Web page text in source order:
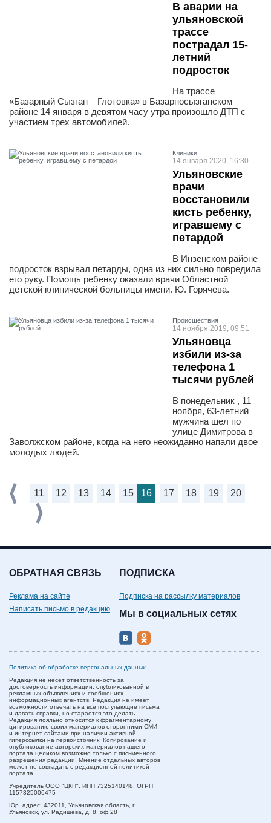
В аварии на
ульяновской
трассе
пострадал 15-
летний
подросток
На трассе
«Базарный Сызган – Глотовка» в Базарносызганском
районе 14 января в девятом часу утра произошло ДТП с
участием трех автомобилей.
Клиники
14 января 2020, 16:30
Ульяновские
врачи
восстановили
кисть ребенку,
игравшему с
петардой
В Инзенском районе
подросток взрывал петарды, одна из них сильно повредила
его руку. Помощь ребенку оказали врачи Областной
детской клинической больницы имени. Ю. Горячева.
Проиcшествия
14 ноября 2019, 09:51
Ульяновца
избили из-за
телефона 1
тысячи рублей
В понедельник , 11
ноября, 63-летний
мужчина шел по
улице Димитрова в
Заволжском районе, когда на него неожиданно напали двое
молодых людей.
11 12 13 14 15 16 17 18 19 20
ОБРАТНАЯ СВЯЗЬ
Реклама на сайте
Написать письмо в редакцию
ПОДПИСКА
Подписка на рассылку материалов
Мы в социальных сетях
Политика об обработке персональных данных
Редакция не несет ответственность за
достоверность информации, опубликованной в
рекламных объявлениях и сообщениях
информационных агентств. Редакция не имеет
возможности отвечать на все поступающие письма
и давать справки, но старается это делать.
Редакция лояльно относится к фрагментарному
цитированию своих материалов сторонними СМИ
и интернет-сайтами при наличии активной
гиперссылки на первоисточник. Копирование и
опубликование авторских материалов нашего
портала целиком возможно только с письменного
разрешения редакции. Мнение отдельных авторов
может не совпадать с редакционной политикой
портала.
Учредитель ООО "ЦКП". ИНН 7325140148, ОГРН
1157325006475
Юр. адрес: 432011, Ульяновская область, г.
Ульяновск, ул. Радищева, д. 8, оф.28